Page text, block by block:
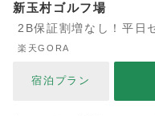
新玉村ゴルフ場
2B保証割増なし！平
楽天GORA
宿泊プラン